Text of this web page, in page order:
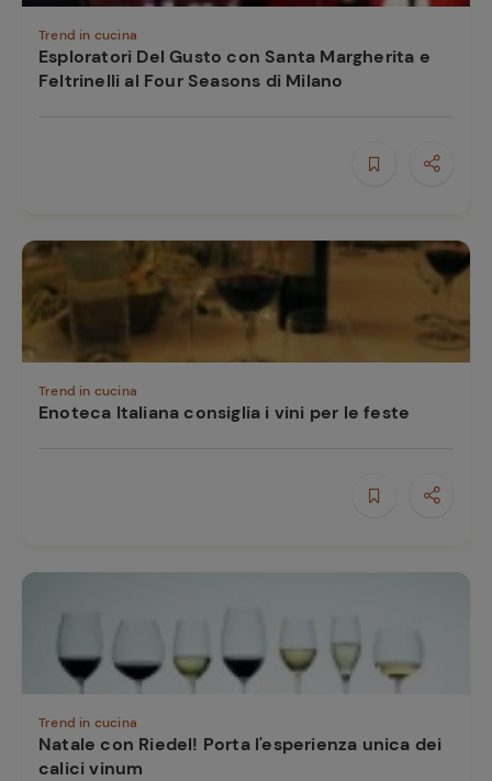
Trend in cucina
Esploratori Del Gusto con Santa Margherita e
Feltrinelli al Four Seasons di Milano
Trend in cucina
Enoteca Italiana consiglia i vini per le feste
Trend in cucina
Natale con Riedel! Porta l'esperienza unica dei
calici vinum
Ricette
preferite